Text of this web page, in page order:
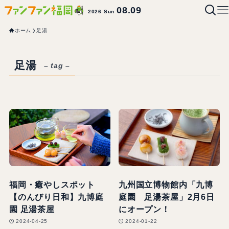
2026 Sun08.09
ホーム 足湯
足湯 – tag –
福岡・癒やしスポット
【のんびり日和】九博庭
園 足湯茶屋
2024-04-25
九州国立博物館内「九博
庭園 足湯茶屋」2月6日
にオープン！
2024-01-22